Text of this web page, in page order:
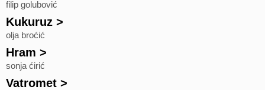
filip golubović
Kukuruz >
olja broćić
Hram >
sonja ćirić
Vatromet >